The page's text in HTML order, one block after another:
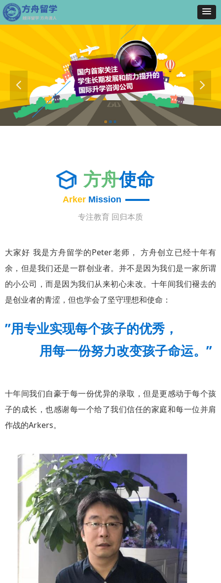
大家好 我是方舟留学的Peter老师， 方舟创立已经十年有
余，但是我们还是一群创业者。并不是因为我们是一家所谓
的小公司，而是因为我们从来初心未改。十年间我们褪去的
是创业者的青涩，但也学会了坚守理想和使命：
Arker Mission
专注教育 回归本质
方舟使命
”用专业实现每个孩子的优秀，
用每一份努力改变孩子命运。”
十年间我们自豪于每一份优异的录取，但是更感动于每个孩
子的成长，也感谢每一个给了我们信任的家庭和每一位并肩
作战的Arkers。
넳 넲